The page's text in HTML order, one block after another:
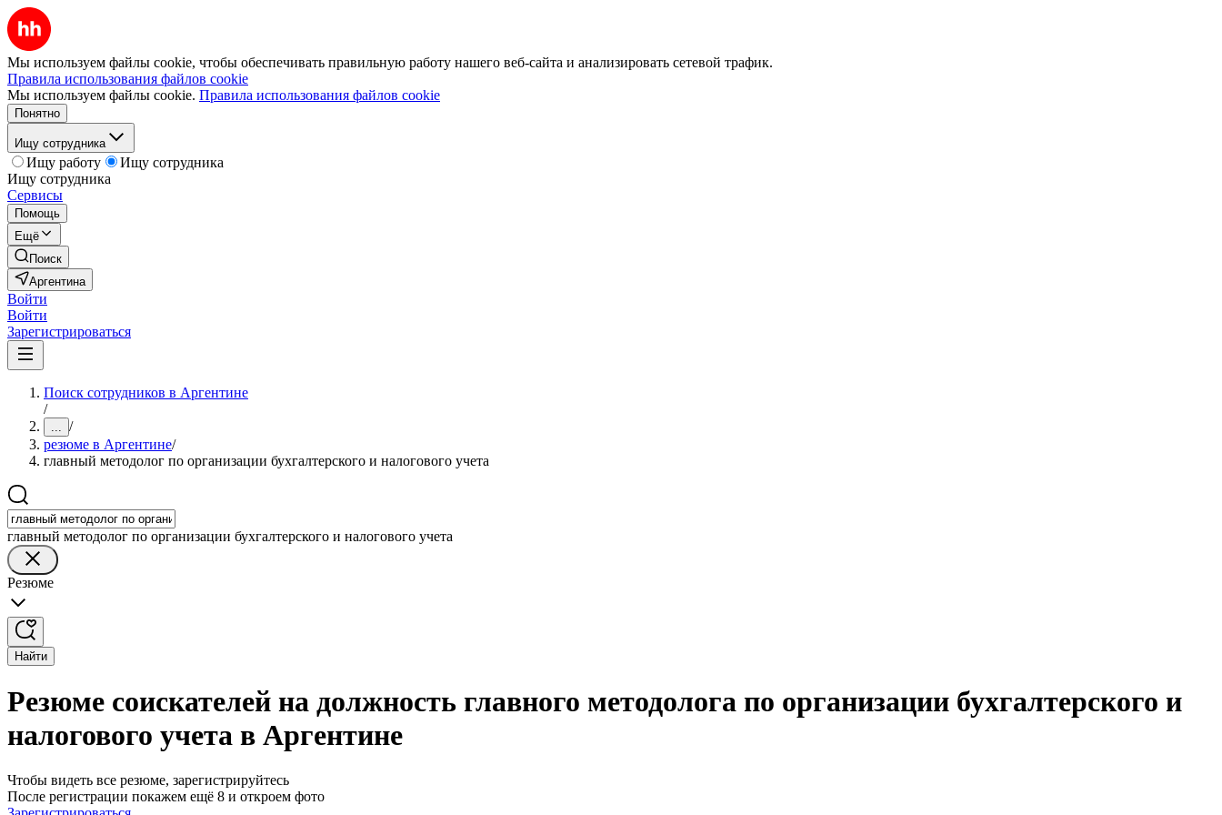
Мы используем файлы cookie, чтобы обеспечивать правильную работу нашего веб-сайта и анализировать сетевой трафик.
Правила использования файлов cookie
Мы используем файлы cookie. Правила использования файлов cookie
Понятно
Ищу сотрудника
Ищу работу
Ищу сотрудника
Ищу сотрудника
Сервисы
Помощь
Ещё
Поиск
Аргентина
Войти
Войти
Зарегистрироваться
Поиск сотрудников в Аргентине
/
... /
резюме в Аргентине/
главный методолог по организации бухгалтерского и налогового учета
главный методолог по организации бухгалтерского и налогового учета
Резюме
Найти
Резюме соискателей на должность главного методолога по организации бухгалтерского и
налогового учета в Аргентине
Чтобы видеть все резюме, зарегистрируйтесь
После регистрации покажем ещё 8 и откроем фото